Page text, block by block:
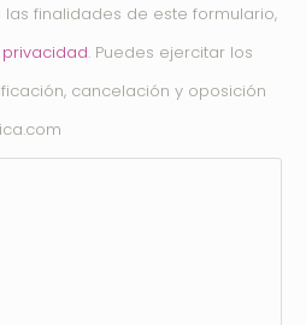
finalidades de este formulario,
. Puedes ejercitar los
cancelación y oposición